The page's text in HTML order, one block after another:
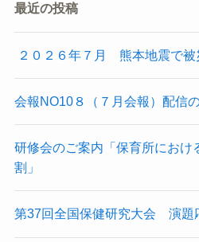
最近の投稿
２０２６年７月 熊本地震で被
会報NO10８（７月会報）配信
研修会のご案内「保育所におけ
割」
第37回全国保健研究大会 演題